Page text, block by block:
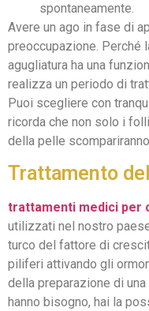
spontaneamente.
Avere un ago in fase di
preoccupazione. Perché
agugliatura ha una
realizza un periodo di
Puoi scegliere con
ricorda che non solo i
della pelle
Trattamento
trattamenti medici per
utilizzati nel nostro
turco del fattore di
piliferi attivando gli
della preparazione di
hanno bisogno, hai la